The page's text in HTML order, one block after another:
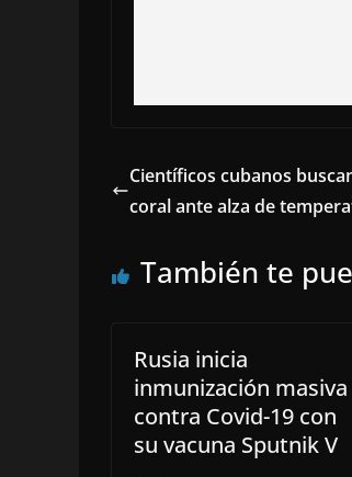
Científicos cubanos
coral ante alza de
También te
Rusia inicia
inmunización masiva
contra Covid-19 con
su vacuna Sputnik V